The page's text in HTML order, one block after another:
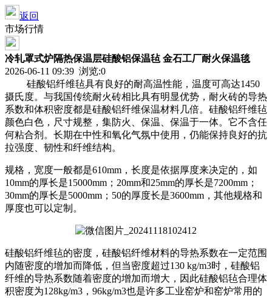
返回
市场行情
冷轧罩式炉隔热保温层硅酸铝保温毡 金石工厂耐火保温毯
2026-06-11 09:39 浏览:0
硅酸铝纤维毡具有良好的耐高温性能，温度可高达1450
摄氏度。与我国传统耐火砖相比具有明显优势，耐火砖的导热
系数和体积密度都是硅酸铝纤维保温材料几倍。硅酸铝纤维毡
颜色白色，尺寸规整，集防火、保温、保温于一体。它不含任
何粘合剂。长期在中性和氧化气氛中使用，仍能保持良好的抗
拉强度、韧性和纤维结构。
规格，宽度一般都是610mm，长度是依据厚度来决定的，如
10mm的厚长是15000mm；20mm和25mm的厚长是7200mm；
30mm的厚长是5000mm；50的厚度长是3600mm，其他规格和
厚度也可以定制。
硅酸铝纤维毡的密度，硅酸铝纤维材料的导热系数在一定范围
内随密度的增加而降低，但当密度超过130 kg/m3时，硅酸铝
纤维的导热系数随着密度的增加而增大，因此硅酸铝毡合理体
积密度为128kg/m3，96kg/m3也是许多工业窑炉和窑炉常用的